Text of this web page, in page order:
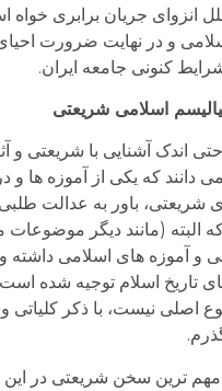
انزوای جریان برابری خواه
و در نهایت ضرورت
کنونی جامعه ایران.
اسلامی شریعتی
اندک آشنایی با شریعتی و
دانند که یکی از آموزه ها و
شریعتی، باور به عدالت
البته (مانند دیگر موضوعات
و آموزه های اسلامی داشته
اسلام توجیه شده است.
نیست، با ذکر کلیاتی و
مهم ترین سخن شریعتی در